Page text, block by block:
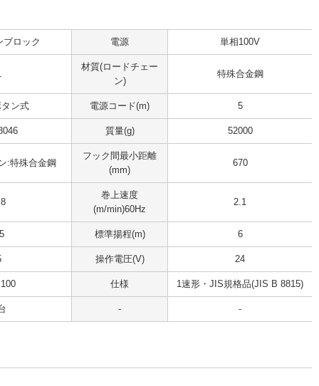
ブロック 電源 単相100V
材質(ロードチェー
ン)
特殊合金鋼
ン式 電源コード(m) 5
質量(g) 52000
:特殊合金鋼
フック間最小距離
(mm)
670
巻上速度
(m/min)60Hz
2.1
標準揚程(m) 6
操作電圧(V) 24
仕様 1速形・JIS規格品(JIS B 8815)
- -